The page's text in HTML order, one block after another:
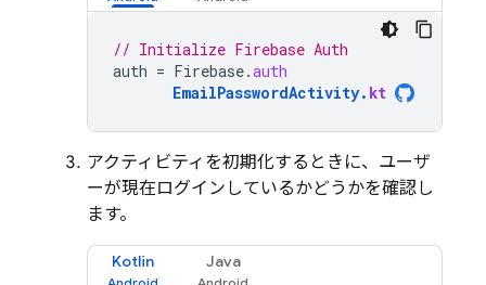
// Initialize Firebase Auth
auth = Firebase.auth
EmailPasswordActivity. kt
アクティビティを初期化するときに、ユーザ
ーが現在ログインしているかどうかを確認し
ます。
Kotlin Java